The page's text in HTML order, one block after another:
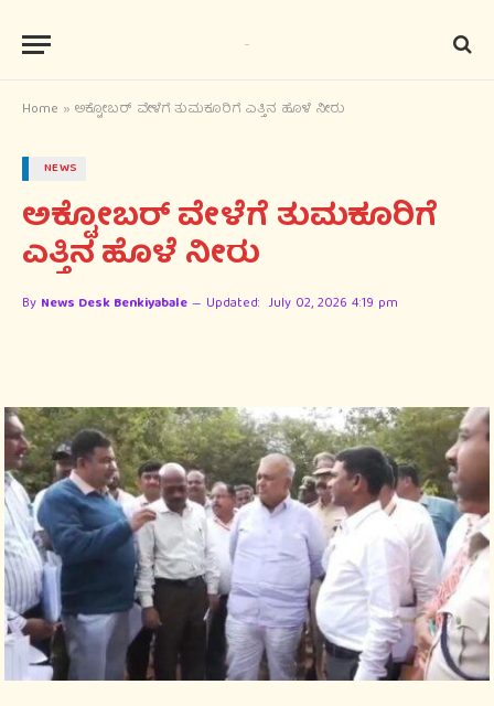
Home » ಅಕ್ಟೋಬರ್ ವೇಳೆಗೆ ತುಮಕೂರಿಗೆ ಎತ್ತಿನ ಹೊಳೆ ನೀರು
NEWS
ಅಕ್ಟೋಬರ್ ವೇಳೆಗೆ ತುಮಕೂರಿಗೆ
ಎತ್ತಿನ ಹೊಳೆ ನೀರು
By News Desk Benkiyabale Updated: July 02, 2026 4:19 pm